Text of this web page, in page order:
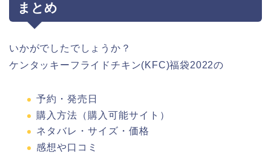
まとめ
いかがでしたでしょうか？
ケンタッキーフライドチキン(KFC)福袋2022の
予約・発売日
購入方法（購入可能サイト）
ネタバレ・サイズ・価格
感想や口コミ